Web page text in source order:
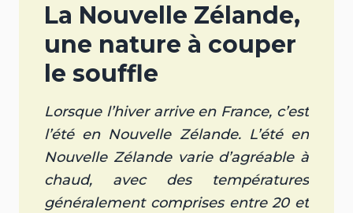
La Nouvelle Zélande,
une nature à couper
le souffle
Lorsque l’hiver arrive en France, c’est
l’été en Nouvelle Zélande. L’été en
Nouvelle Zélande varie d’agréable à
chaud, avec des températures
généralement comprises entre 20 et